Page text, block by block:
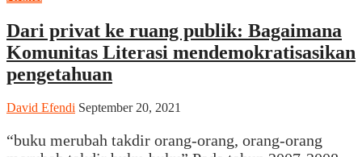
Dari privat ke ruang publik: Bagaimana
Komunitas Literasi mendemokratisasikan
pengetahuan
David Efendi September 20, 2021
“buku merubah takdir orang-orang, orang-orang